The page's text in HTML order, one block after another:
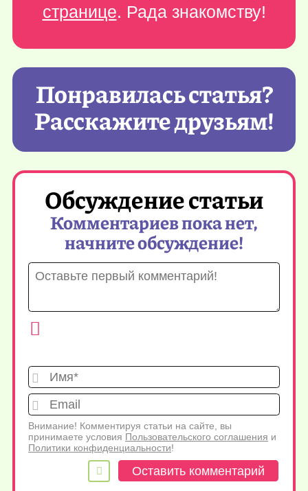
странице. Рада знакомству!
Понравилась статья?
Расскажите друзьям!
Обсуждение статьи
Комментариев пока нет,
начните обсуждение!
Имя*
Внимание! Комментируя статьи на сайте, вы
принимаете условия Пользовательского соглашения и
Политики конфиденциальности!